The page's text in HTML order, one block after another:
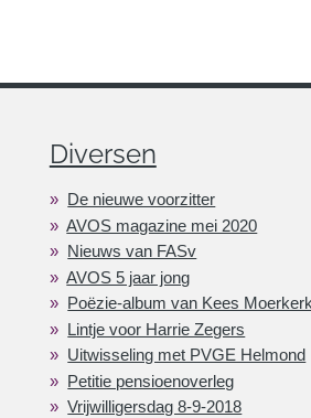
Diversen
De nieuwe voorzitter
AVOS magazine mei 2020
Nieuws van FASv
AVOS 5 jaar jong
Poëzie-album van Kees Moerkerk
Lintje voor Harrie Zegers
Uitwisseling met PVGE Helmond
Petitie pensioenoverleg
Vrijwilligersdag 8-9-2018